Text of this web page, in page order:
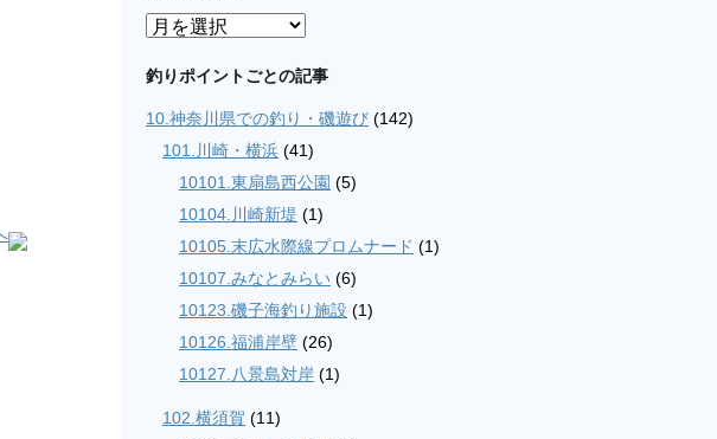
月
と
記
釣りポイントごとの記事
10.神奈川県での釣り・磯遊び (142)
101.川崎・横浜 (41)
10101.東扇島西公園 (5)
10104.川崎新堤 (1)
10105.末広水際線プロムナード (1)
10107.みなとみらい (6)
10123.磯子海釣り施設 (1)
10126.福浦岸壁 (26)
10127.八景島対岸 (1)
102.横須賀 (11)